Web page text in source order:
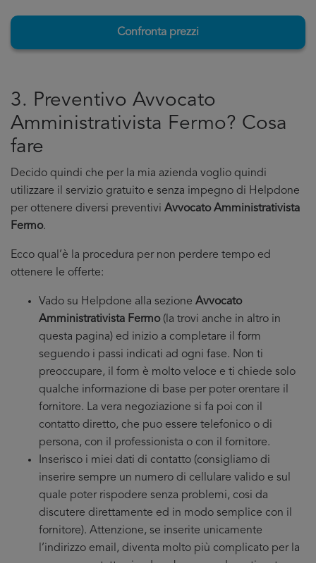
Confronta prezzi
3. Preventivo Avvocato
Amministrativista Fermo? Cosa
fare
Decido quindi che per la mia azienda voglio quindi
utilizzare il servizio gratuito e senza impegno di Helpdone
per ottenere diversi preventivi Avvocato Amministrativista
Fermo.
Ecco qual’è la procedura per non perdere tempo ed
ottenere le offerte:
Vado su Helpdone alla sezione Avvocato
Amministrativista Fermo(la trovi anche in altro in
questa pagina) ed inizio a completare il form
seguendo i passi indicati ad ogni fase. Non ti
preoccupare, il form è molto veloce e ti chiede solo
qualche informazione di base per poter orentare il
fornitore. La vera negoziazione si fa poi con il
contatto diretto, che puo essere telefonico o di
persona, con il professionista o con il fornitore.
Inserisco i miei dati di contatto (consigliamo di
inserire sempre un numero di cellulare valido e sul
quale poter rispodere senza problemi, cosi da
discutere direttamente ed in modo semplice con il
fornitore). Attenzione, se inserite unicamente
l’indirizzo email, diventa molto più complicato per la